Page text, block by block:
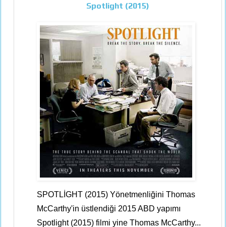
Spotlight (2015)
SPOTLİGHT (2015) Yönetmenliğini Thomas
McCarthy'in üstlendiği 2015 ABD yapımı
Spotlight (2015) filmi yine Thomas McCarthy...